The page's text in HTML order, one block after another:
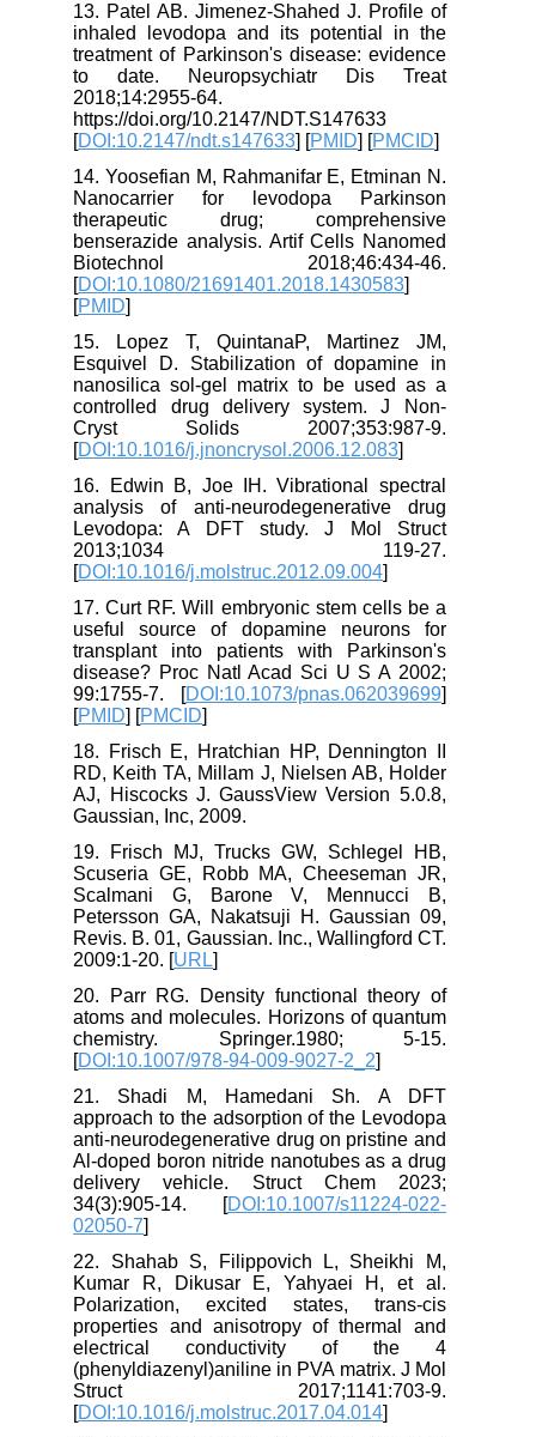
13. Patel AB. Jimenez-Shahed J. Profile of
inhaled levodopa and its potential in the
treatment of Parkinson's disease: evidence
to date. Neuropsychiatr Dis Treat
2018;14:2955-64.
https://doi.org/10.2147/NDT.S147633
[DOI:10.2147/ndt.s147633] [PMID] [PMCID
14. Yoosefian M, Rahmanifar E, Etminan N.
Nanocarrier for levodopa Parkinson
therapeutic drug; comprehensive
benserazide analysis. Artif Cells Nanomed
Biotechnol 2018;46:434-46.
[DOI:10.1080/21691401.2018.1430583
[PMID
15. Lopez T, QuintanaP, Martinez JM,
Esquivel D. Stabilization of dopamine in
nanosilica sol-gel matrix to be used as a
controlled drug delivery system. J Non-
Cryst Solids 2007;353:987-9.
[DOI:10.1016/j.jnoncrysol.2006.12.083
16. Edwin B, Joe IH. Vibrational spectral
analysis of anti-neurodegenerative drug
Levodopa: A DFT study. J Mol Struct
2013;1034 119-27.
[DOI:10.1016/j.molstruc.2012.09.004
17. Curt RF. Will embryonic stem cells be a
useful source of dopamine neurons for
transplant into patients with Parkinson's
disease? Proc Natl Acad Sci U S A 2002;
99:1755-7. [DOI:10.1073/pnas.062039699
[PMID] [PMCID
18. Frisch E, Hratchian HP, Dennington II
RD, Keith TA, Millam J, Nielsen AB, Holder
AJ, Hiscocks J. GaussView Version 5.0.8,
Gaussian, Inc, 2009.
19. Frisch MJ, Trucks GW, Schlegel HB,
Scuseria GE, Robb MA, Cheeseman JR,
Scalmani G, Barone V, Mennucci B,
Petersson GA, Nakatsuji H. Gaussian 09,
Revis. B. 01, Gaussian. Inc., Wallingford CT.
2009:1-20. [URL
20. Parr RG. Density functional theory of
atoms and molecules. Horizons of quantum
chemistry. Springer.1980; 5-15.
[DOI:10.1007/978-94-009-9027-2_2
21. Shadi M, Hamedani Sh. A DFT
approach to the adsorption of the Levodopa
anti-neurodegenerative drug on pristine and
Al-doped boron nitride nanotubes as a drug
delivery vehicle. Struct Chem 2023;
34(3):905-14. [DOI:10.1007/s11224-022-
02050-7
22. Shahab S, Filippovich L, Sheikhi M,
Kumar R, Dikusar E, Yahyaei H, et al.
Polarization, excited states, trans-cis
properties and anisotropy of thermal and
electrical conductivity of the 4
(phenyldiazenyl)aniline in PVA matrix. J Mol
Struct 2017;1141:703-9.
[DOI:10.1016/j.molstruc.2017.04.014